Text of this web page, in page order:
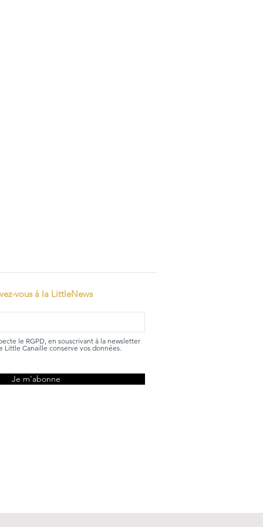
vous à la LittleNews
le RGPD, en souscrivant à la newsletter
Little Canaille conserve vos données.
Je m'abonne